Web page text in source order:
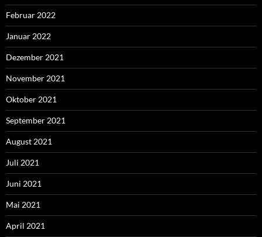
Februar 2022
Januar 2022
Dezember 2021
November 2021
Oktober 2021
September 2021
August 2021
Juli 2021
Juni 2021
Mai 2021
April 2021